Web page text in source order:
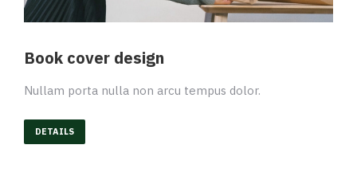
Book cover design
Nullam porta nulla non arcu tempus dolor.
DETAILS